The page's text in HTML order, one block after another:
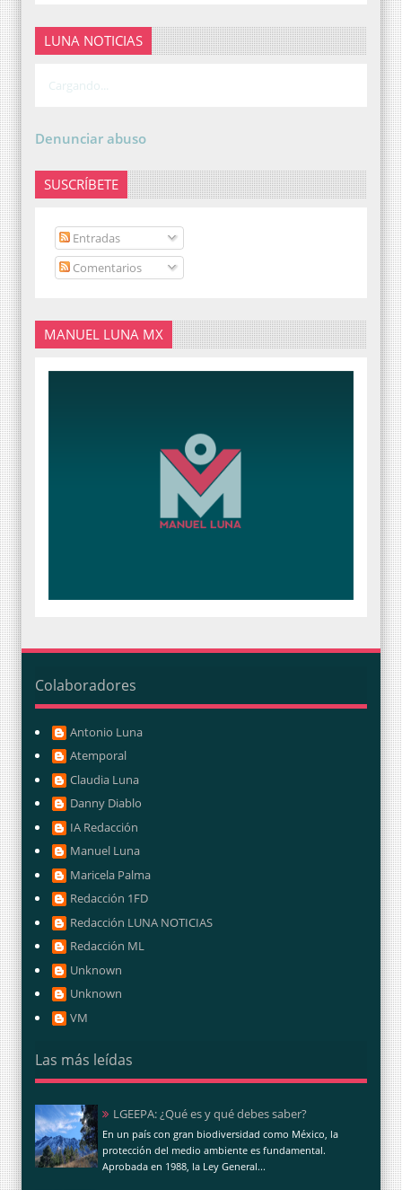
LUNA NOTICIAS
Cargando...
Denunciar abuso
SUSCRÍBETE
Entradas
Comentarios
MANUEL LUNA MX
Colaboradores
Antonio Luna
Atemporal
Claudia Luna
Danny Diablo
IA Redacción
Manuel Luna
Maricela Palma
Redacción 1FD
Redacción LUNA NOTICIAS
Redacción ML
Unknown
Unknown
VM
Las más leídas
LGEEPA: ¿Qué es y qué debes saber?
En un país con gran biodiversidad como México, la
protección del medio ambiente es fundamental.
Aprobada en 1988, la Ley General...